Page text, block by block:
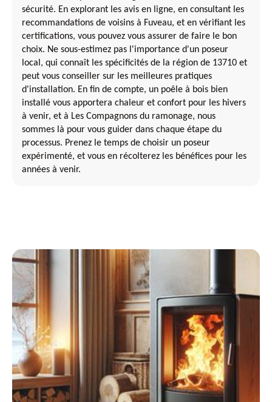
sécurité. En explorant les avis en ligne, en consultant les
recommandations de voisins à Fuveau, et en vérifiant les
certifications, vous pouvez vous assurer de faire le bon
choix. Ne sous-estimez pas l'importance d'un poseur
local, qui connaît les spécificités de la région de 13710 et
peut vous conseiller sur les meilleures pratiques
d'installation. En fin de compte, un poêle à bois bien
installé vous apportera chaleur et confort pour les hivers
à venir, et à Les Compagnons du ramonage, nous
sommes là pour vous guider dans chaque étape du
processus. Prenez le temps de choisir un poseur
expérimenté, et vous en récolterez les bénéfices pour les
années à venir.